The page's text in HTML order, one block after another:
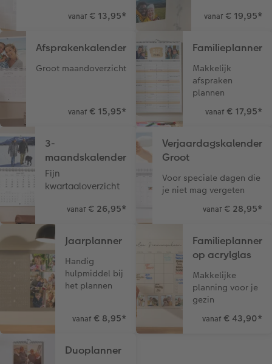
Ontwerpopties
Making Memories
Pasfoto's maken
Alle extra's
Uitleg over fotoformaten
vanaf € 13,95* vanaf € 19,95*
Afsprakenkalender
Groot maandoverzicht
vanaf € 15,95*
Familieplanner
Makkelijk
afspraken
plannen
vanaf € 17,95*
3-
maandskalender
Fijn
kwartaaloverzicht
vanaf € 26,95*
Verjaardagskalender
Groot
Voor speciale dagen die
je niet mag vergeten
vanaf € 28,95*
Jaarplanner
Handig
hulpmiddel bij
het plannen
vanaf € 8,95*
Familieplanner
op acrylglas
Makkelijke
planning voor je
gezin
vanaf € 43,90*
Duoplanner